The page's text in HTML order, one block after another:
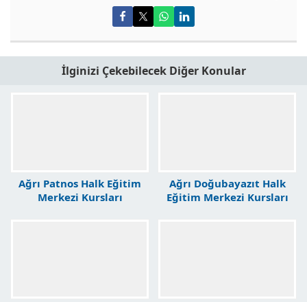
İlginizi Çekebilecek Diğer Konular
Ağrı Patnos Halk Eğitim
Merkezi Kursları
Ağrı Doğubayazıt Halk
Eğitim Merkezi Kursları